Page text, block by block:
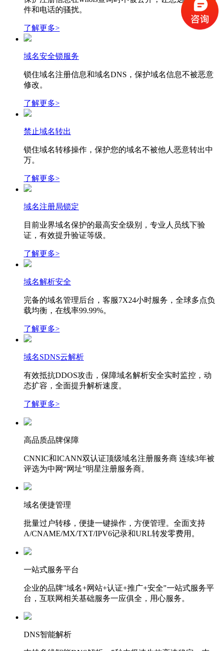
件和电话的骚扰。
了解更多>
域名安全锁服务
锁住域名注册信息和域名DNS，保护域名信息不被恶意
修改。
了解更多>
禁止域名转出
锁住域名转移操作，保护您的域名不被他人恶意转出中
万。
了解更多>
域名注册局锁定
目前业界域名保护的最高安全级别，专业人员线下验
证，有效提升验证等级。
了解更多>
域名解析安全
完备的域名管理后台，客服7X24小时服务，全球多点负
载均衡，在线率99.99%。
了解更多>
域名SDNS云解析
有效抵抗DDOS攻击，保障域名解析安全实时监控，动
态扩容，全面提升解析速度。
了解更多>
高品质品牌保障
CNNIC和ICANN双认证顶级域名注册服务商 连续3年被
评选为中网“网址”明星注册服务商。
域名便捷管理
批量过户转移，便捷一键操作，方便管理。全面支持
A/CNAME/MX/TXT/IPV6记录和URL转发零费用。
一站式服务平台
企业的品牌"域名+网站+认证+推广+安全"一站式服务平
台，互联网相关基础服务一应俱全，用心服务。
DNS智能解析